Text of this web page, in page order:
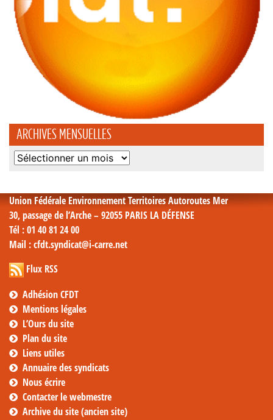
ARCHIVES MENSUELLES
Archives
Union Fédérale Environnement Territoires Autoroutes Mer
30, passage de l’Arche – 92055 PARIS LA DÉFENSE
Tél : 01 40 81 24 00
Mail : cfdt.syndicat@i-carre.net
Flux RSS
Adhésion CFDT
Mentions légales
L’Ours du site
Plan du site
Liens utiles
Annuaire des syndicats
Nous écrire
Contacter le webmestre
Archive du site (ancien site)